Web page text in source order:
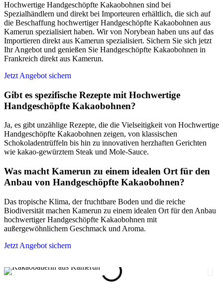
Hochwertige Handgeschöpfte Kakaobohnen sind bei
Spezialhändlern und direkt bei Importeuren erhältlich, die sich auf
die Beschaffung hochwertiger Handgeschöpfte Kakaobohnen aus
Kamerun spezialisiert haben. Wir von Norybean haben uns auf das
Importieren direkt aus Kamerun spezialisiert. Sichern Sie sich jetzt
Ihr Angebot und genießen Sie Handgeschöpfte Kakaobohnen in
Frankreich direkt aus Kamerun.
Jetzt Angebot sichern
Gibt es spezifische Rezepte mit Hochwertige
Handgeschöpfte Kakaobohnen?
Ja, es gibt unzählige Rezepte, die die Vielseitigkeit von Hochwertige
Handgeschöpfte Kakaobohnen zeigen, von klassischen
Schokoladentrüffeln bis hin zu innovativen herzhaften Gerichten
wie kakao-gewürztem Steak und Mole-Sauce.
Was macht Kamerun zu einem idealen Ort für den
Anbau von Handgeschöpfte Kakaobohnen?
Das tropische Klima, der fruchtbare Boden und die reiche
Biodiversität machen Kamerun zu einem idealen Ort für den Anbau
hochwertiger Handgeschöpfte Kakaobohnen mit
außergewöhnlichem Geschmack und Aroma.
Jetzt Angebot sichern